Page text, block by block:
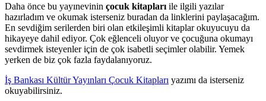
Daha önce bu yayınevinin çocuk kitapları ile ilgili yazılar
hazırladım ve okumak isterseniz buradan da linklerini paylaşacağım.
En sevdiğim serilerden biri olan etkileşimli kitaplar okuyucuyu da
hikayeye dahil ediyor. Çok eğlenceli oluyor ve çocuğuna okumayı
sevdirmek isteyenler için de çok isabetli seçimler olabilir. Yemek
yerken de biz çok fazla faydalanıyoruz.
İş Bankası Kültür Yayınları Çocuk Kitapları yazımı da isterseniz
okuyabilirsiniz.